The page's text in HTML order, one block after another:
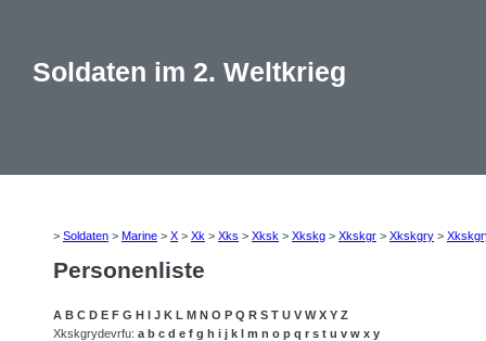
Soldaten im 2. Weltkrieg
> Soldaten > Marine > X > Xk > Xks > Xksk > Xkskg > Xkskgr > Xkskgry >
Personenliste
A B C D E F G H I J K L M N O P Q R S T U V W X Y Z
Xkskgrydevrfu: a b c d e f g h i j k l m n o p q r s t u v w x y